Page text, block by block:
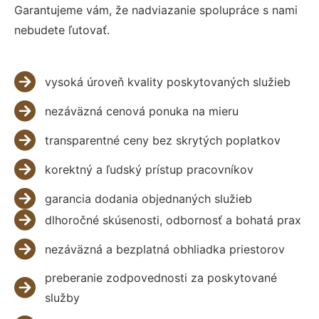
Garantujeme vám, že nadviazanie spolupráce s nami
nebudete ľutovať.
vysoká úroveň kvality poskytovaných služieb
nezáväzná cenová ponuka na mieru
transparentné ceny bez skrytých poplatkov
korektný a ľudský prístup pracovníkov
garancia dodania objednaných služieb
dlhoročné skúsenosti, odbornosť a bohatá prax
nezáväzná a bezplatná obhliadka priestorov
preberanie zodpovednosti za poskytované
služby